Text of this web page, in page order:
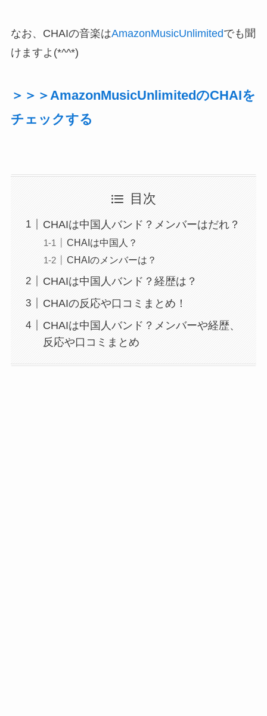
なお、CHAIの音楽はAmazonMusicUnlimitedでも聞
けますよ(*^^*)
＞＞＞AmazonMusicUnlimitedのCHAIを
チェックする
目次
CHAIは中国人バンド？メンバーはだれ？
CHAIは中国人？
CHAIのメンバーは？
CHAIは中国人バンド？経歴は？
CHAIの反応や口コミまとめ！
CHAIは中国人バンド？メンバーや経歴、
反応や口コミまとめ